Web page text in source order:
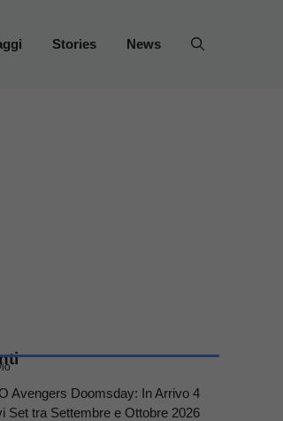
Stories News
Avengers Doomsday: In Arrivo 4
Set tra Settembre e Ottobre 2026